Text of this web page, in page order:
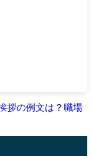
拶の例文は？職場